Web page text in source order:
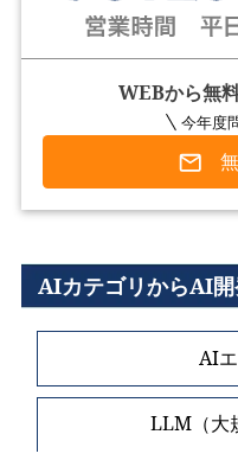
WEBから無
今年度
AIカテゴリからAI
AI
LLM（大